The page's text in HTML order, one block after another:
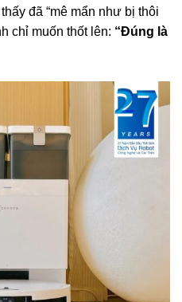
đã “mê mẩn như bị thôi
chỉ muốn thốt lên: “Đúng là